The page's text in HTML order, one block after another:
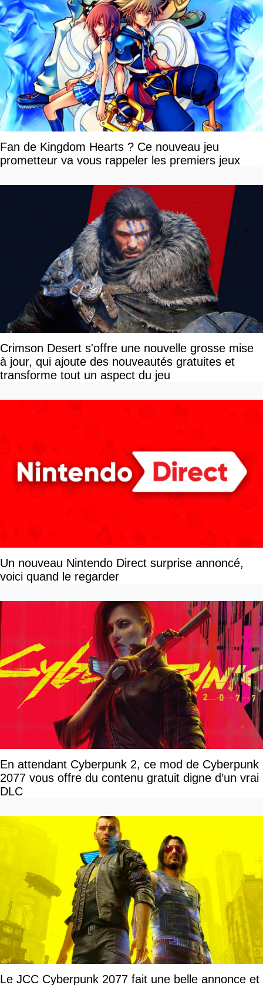
Fan de Kingdom Hearts ? Ce nouveau jeu
prometteur va vous rappeler les premiers jeux
Crimson Desert s'offre une nouvelle grosse mise
à jour, qui ajoute des nouveautés gratuites et
transforme tout un aspect du jeu
Un nouveau Nintendo Direct surprise annoncé,
voici quand le regarder
En attendant Cyberpunk 2, ce mod de Cyberpunk
2077 vous offre du contenu gratuit digne d’un vrai
DLC
Le JCC Cyberpunk 2077 fait une belle annonce et